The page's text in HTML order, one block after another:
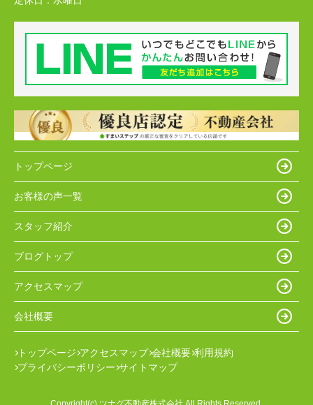
トップページ
お客様の声一覧
スタッフ紹介
ブログトップ
アクセスマップ
会社概要
トップページ アクセスマップ 会社概要 利用規約
プライバシーポリシー サイトマップ